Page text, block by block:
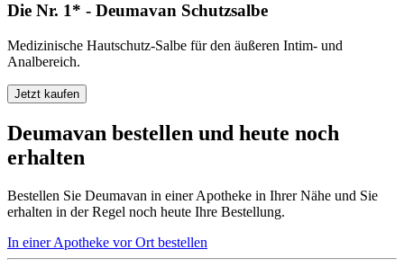
Die Nr. 1* - Deumavan Schutzsalbe
Medizinische Hautschutz-Salbe für den äußeren Intim- und
Analbereich.
Jetzt kaufen
Deumavan bestellen und heute noch
erhalten
Bestellen Sie Deumavan in einer Apotheke in Ihrer Nähe und Sie
erhalten in der Regel noch heute Ihre Bestellung.
In einer Apotheke vor Ort bestellen